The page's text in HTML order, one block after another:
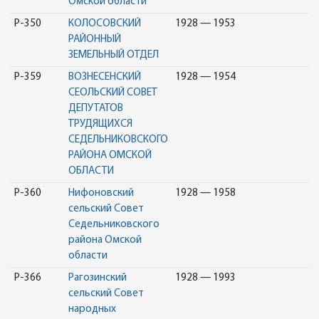
Р-350
КОЛОСОВСКИЙ
РАЙОННЫЙ
ЗЕМЕЛЬНЫЙ ОТДЕЛ
1928 — 1953
Р-359
ВОЗНЕСЕНСКИЙ
СЕОЛЬСКИЙ СОВЕТ
ДЕПУТАТОВ
ТРУДЯЩИХСЯ
СЕДЕЛЬНИКОВСКОГО
РАЙОНА ОМСКОЙ
ОБЛАСТИ
1928 — 1954
Р-360
Нифоновский
сельский Совет
Седельниковского
района Омской
области
1928 — 1958
Р-366
Рагозинский
сельский Совет
народных
1928 — 1993